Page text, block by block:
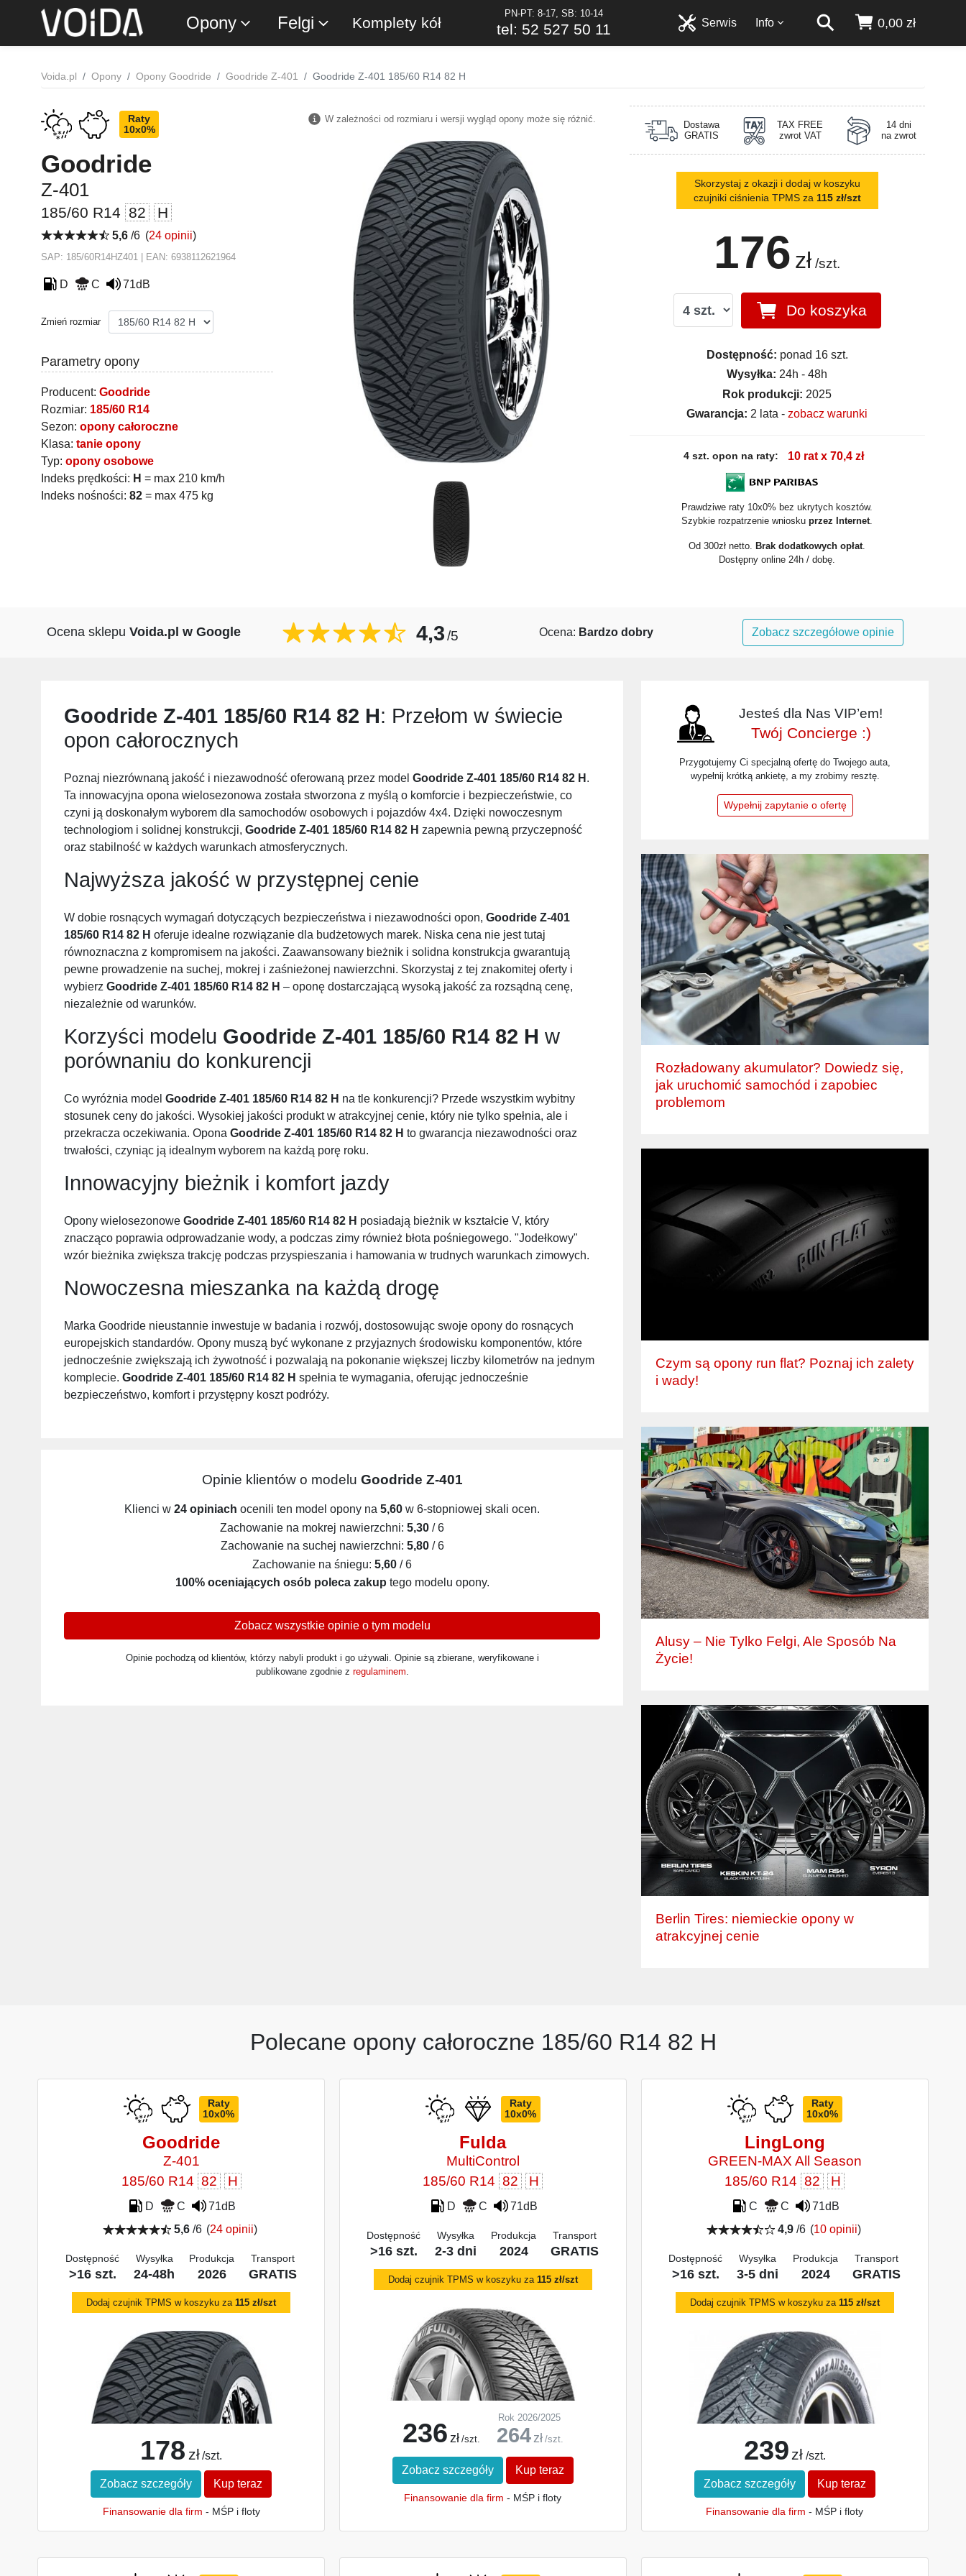
Opony Felgi Komplety kół
PN-PT: 8-17, SB: 10-14
tel: 52 527 50 11 0,00 zł
Info
Serwis
Voida.pl Opony Opony Goodride Goodride Z-401 Goodride Z-401 185/60 R14 82 H
Raty
10x0%
Goodride
Z-401
185/60 R14 82 H
5,6 /6 (24 opinii)
SAP: 185/60R14HZ401 | EAN: 6938112621964
D C 71dB
Zmień rozmiar
Parametry opony
Producent: Goodride
Rozmiar: 185/60 R14
Sezon: opony całoroczne
Klasa: tanie opony
Typ: opony osobowe
Indeks prędkości: H = max 210 km/h
Indeks nośności: 82 = max 475 kg
W zależności od rozmiaru i wersji wygląd opony może się różnić.
Dostawa
GRATIS
TAX FREE
zwrot VAT
14 dni
na zwrot
Skorzystaj z okazji i dodaj w koszyku
czujniki ciśnienia TPMS za 115 zł/szt
176 zł /szt.
Do koszyka
Dostępność: ponad 16 szt.
Wysyłka: 24h - 48h
Rok produkcji: 2025
Gwarancja: 2 lata -zobacz warunki
4 szt. opon na raty: 10 rat x 70,4 zł
Prawdziwe raty 10x0% bez ukrytych kosztów.
Szybkie rozpatrzenie wnioskuprzez Internet
Od 300zł netto. Brak dodatkowych opłat
Dostępny online 24h / dobę.
Ocena sklepu Voida.pl w Google 4,3/5 Ocena: Bardzo dobry Zobacz szczegółowe opinie
Goodride Z-401 185/60 R14 82 H: Przełom w świecie
opon całorocznych
Poznaj niezrównaną jakość i niezawodność oferowaną przez model Goodride Z-401 185/60 R14 82 H .
Ta innowacyjna opona wielosezonowa została stworzona z myślą o komforcie i bezpieczeństwie, co
czyni ją doskonałym wyborem dla samochodów osobowych i pojazdów 4x4. Dzięki nowoczesnym
technologiom i solidnej konstrukcji, Goodride Z-401 185/60 R14 82 H zapewnia pewną przyczepność
oraz stabilność w każdych warunkach atmosferycznych.
Najwyższa jakość w przystępnej cenie
W dobie rosnących wymagań dotyczących bezpieczeństwa i niezawodności opon, Goodride Z-401
185/60 R14 82 H oferuje idealne rozwiązanie dla budżetowych marek. Niska cena nie jest tutaj
równoznaczna z kompromisem na jakości. Zaawansowany bieżnik i solidna konstrukcja gwarantują
pewne prowadzenie na suchej, mokrej i zaśnieżonej nawierzchni. Skorzystaj z tej znakomitej oferty i
wybierz Goodride Z-401 185/60 R14 82 H – oponę dostarczającą wysoką jakość za rozsądną cenę,
niezależnie od warunków.
Korzyści modelu Goodride Z-401 185/60 R14 82 H w
porównaniu do konkurencji
Co wyróżnia model Goodride Z-401 185/60 R14 82 H na tle konkurencji? Przede wszystkim wybitny
stosunek ceny do jakości. Wysokiej jakości produkt w atrakcyjnej cenie, który nie tylko spełnia, ale i
przekracza oczekiwania. Opona Goodride Z-401 185/60 R14 82 H to gwarancja niezawodności oraz
trwałości, czyniąc ją idealnym wyborem na każdą porę roku.
Innowacyjny bieżnik i komfort jazdy
Opony wielosezonowe Goodride Z-401 185/60 R14 82 H posiadają bieżnik w kształcie V, który
znacząco poprawia odprowadzanie wody, a podczas zimy również błota pośniegowego. "Jodełkowy"
wzór bieżnika zwiększa trakcję podczas przyspieszania i hamowania w trudnych warunkach zimowych.
Nowoczesna mieszanka na każdą drogę
Marka Goodride nieustannie inwestuje w badania i rozwój, dostosowując swoje opony do rosnących
europejskich standardów. Opony muszą być wykonane z przyjaznych środowisku komponentów, które
jednocześnie zwiększają ich żywotność i pozwalają na pokonanie większej liczby kilometrów na jednym
komplecie. Goodride Z-401 185/60 R14 82 H spełnia te wymagania, oferując jednocześnie
bezpieczeństwo, komfort i przystępny koszt podróży.
Opinie klientów o modelu Goodride Z-401
Klienci w 24 opiniach ocenili ten model opony na 5,60 w 6-stopniowej skali ocen.
Zachowanie na mokrej nawierzchni: 5,30 / 6
Zachowanie na suchej nawierzchni: 5,80/ 6
Zachowanie na śniegu: 5,60 / 6
100% oceniających osób poleca zakup tego modelu opony.
Zobacz wszystkie opinie o tym modelu
Opinie pochodzą od klientów, którzy nabyli produkt i go używali. Opinie są zbierane, weryfikowane i
publikowane zgodnie z regulaminem
Jesteś dla Nas VIP’em!
Twój Concierge :)
Przygotujemy Ci specjalną ofertę do Twojego auta,
wypełnij krótką ankietę, a my zrobimy resztę.
Wypełnij zapytanie o ofertę
Rozładowany akumulator? Dowiedz się,
jak uruchomić samochód i zapobiec
problemom
Czym są opony run flat? Poznaj ich zalety
i wady!
Alusy – Nie Tylko Felgi, Ale Sposób Na
Życie!
Berlin Tires: niemieckie opony w
atrakcyjnej cenie
Polecane opony całoroczne 185/60 R14 82 H
Raty
10x0%
Goodride
Z-401
185/60 R14 82 H
D C
71dB
5,6/6 (24 opinii)
Dostępność
>16 szt.
Wysyłka
24-48h
Produkcja
2026
Transport
GRATIS
Dodaj czujnik TPMS w koszyku za 115 zł/szt
178 zł /szt.
Zobacz szczegóły Kup teraz
Finansowanie dla firm - MŚP i floty
Raty
10x0%
Fulda
MultiControl
185/60 R14 82 H
D C 71dB
Dostępność
>16 szt.
Wysyłka
2-3 dni
Produkcja
2024
Transport
GRATIS
Dodaj czujnik TPMS w koszyku za 115 zł/szt
236 zł /szt.
Rok 2026/2025
264 zł /szt.
Zobacz szczegóły Kup teraz
Finansowanie dla firm - MŚP i floty
Raty
10x0%
LingLong
GREEN-MAX All Season
185/60 R14 82 H
C C
71dB
4,9/6 (10 opinii)
Dostępność
>16 szt.
Wysyłka
3-5 dni
Produkcja
2024
Transport
GRATIS
Dodaj czujnik TPMS w koszyku za 115 zł/szt
239 zł /szt.
Zobacz szczegóły Kup teraz
Finansowanie dla firm - MŚP i floty